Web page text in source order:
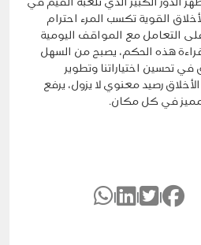
الدور الكبير الذي تلعبه القيم في
القوية تكسب المرء احترام
على التعامل مع المواقف اليومية
هذه الحكم، يصبح من السهل
تحسين اختياراتنا وتطوير
رصيد معنوي لا يزول، يرفع
مميز في كل مكان.